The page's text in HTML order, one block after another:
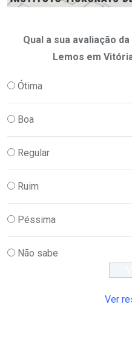
Qual a sua avaliação
Lemos em
Ótima
Boa
Regular
Ruim
Péssima
Não sabe
Ver